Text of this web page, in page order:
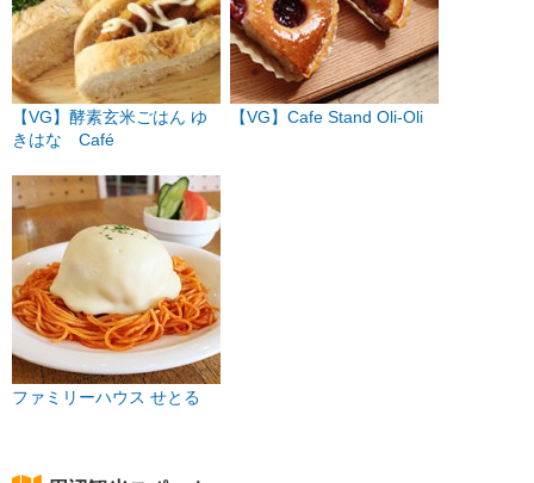
【VG】酵素玄米ごはん ゆ
きはな Café
【VG】Cafe Stand Oli-Oli
ファミリーハウス せとる